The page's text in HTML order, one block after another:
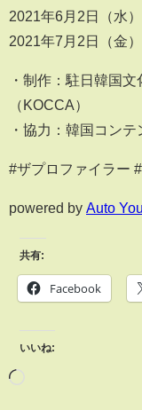
2021年6月2日（水
2021年7月2日（金
・制作：駐日韓国
（KOCCA）
・協力：韓国コン
#ザプロファイラー
powered by Auto
共有:
Facebook
いいね: